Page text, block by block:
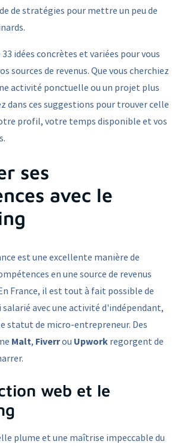
de stratégies pour mettre un peu de
idées concrètes et variées pour vous
sources de revenus. Que vous cherchiez
activité ponctuelle ou un projet plus
dans ces suggestions pour trouver celle
profil, votre temps disponible et vos
ses
avec le
est une excellente manière de
en une source de revenus
France, il est tout à fait possible de
avec une activité d'indépendant,
statut de micro-entrepreneur. Des
Malt, Fiverrou Upwork regorgent de
web et le
plume et une maîtrise impeccable du